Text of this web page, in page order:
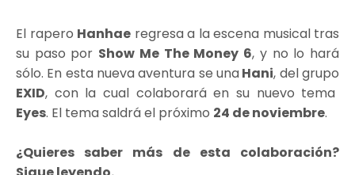
El rapero Hanhae regresa a la escena musical tras
su paso por Show Me The Money 6, y no lo hará
sólo. En esta nueva aventura se unaHani, del grupo
EXID, con la cual colaborará en su nuevo tema
Eyes. El tema saldrá el próximo 24 de noviembre.
¿Quieres saber más de esta colaboración?